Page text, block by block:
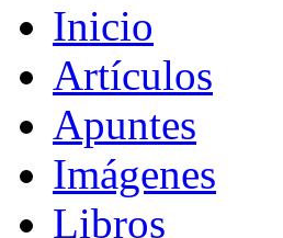
Inicio
Artículos
Apuntes
Imágenes
Libros